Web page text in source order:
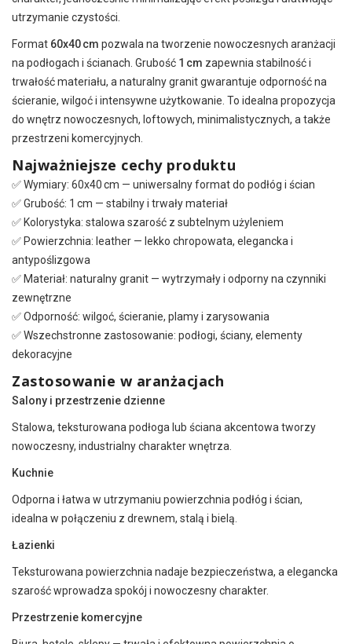
utrzymanie czystości.
Format 60x40 cm pozwala na tworzenie nowoczesnych aranżacji
na podłogach i ścianach. Grubość 1 cm zapewnia stabilność i
trwałość materiału, a naturalny granit gwarantuje odporność na
ścieranie, wilgoć i intensywne użytkowanie. To idealna propozycja
do wnętrz nowoczesnych, loftowych, minimalistycznych, a także
przestrzeni komercyjnych.
Najważniejsze cechy produktu
✅ Wymiary: 60x40 cm — uniwersalny format do podłóg i ścian
✅ Grubość: 1 cm — stabilny i trwały materiał
✅ Kolorystyka: stalowa szarość z subtelnym użyleniem
✅ Powierzchnia: leather — lekko chropowata, elegancka i
antypoślizgowa
✅ Materiał: naturalny granit — wytrzymały i odporny na czynniki
zewnętrzne
✅ Odporność: wilgoć, ścieranie, plamy i zarysowania
✅ Wszechstronne zastosowanie: podłogi, ściany, elementy
dekoracyjne
Zastosowanie w aranżacjach
Salony i przestrzenie dzienne
Stalowa, teksturowana podłoga lub ściana akcentowa tworzy
nowoczesny, industrialny charakter wnętrza.
Kuchnie
Odporna i łatwa w utrzymaniu powierzchnia podłóg i ścian,
idealna w połączeniu z drewnem, stalą i bielą.
Łazienki
Teksturowana powierzchnia nadaje bezpieczeństwa, a elegancka
szarość wprowadza spokój i nowoczesny charakter.
Przestrzenie komercyjne